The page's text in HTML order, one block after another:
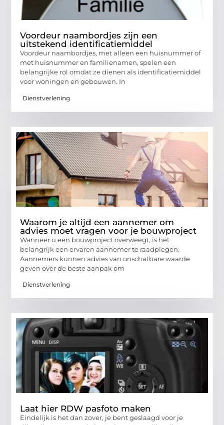
Voordeur naambordjes zijn een
uitstekend identificatiemiddel
Voordeur naambordjes, met alleen een huisnummer of
met huisnummer en familienamen, spelen een
belangrijke rol omdat ze dienen als identificatiemiddel
voor woningen en gebouwen. In
Dienstverlening
Waarom je altijd een aannemer om
advies moet vragen voor je bouwproject
Wanneer u een bouwproject overweegt, is het
belangrijk een ervaren aannemer te raadplegen.
Aannemers kunnen advies van onschatbare waarde
geven over de beste aanpak om
Dienstverlening
Laat hier RDW pasfoto maken
Eindelijk is het dan zover, je bent geslaagd voor je